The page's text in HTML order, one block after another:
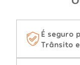
É seguro
Trânsito